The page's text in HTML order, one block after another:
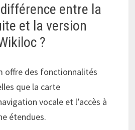
entre la
et la version
?
offre des fonctionnalités
que la carte
vocale et l’accès à
étendues.